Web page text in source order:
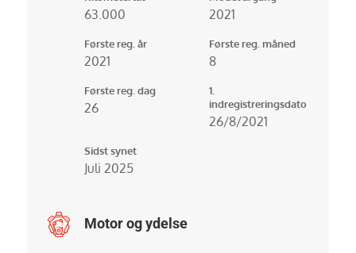
63.000 2021
Første reg. år
2021
Første reg. måned
8
Første reg. dag
26
1.
indregistreringsdato
26/8/2021
Sidst synet
Juli 2025
Motor og ydelse